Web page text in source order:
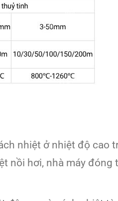
nhiệt ở nhiệt độ cao
nồi hơi, nhà máy đóng